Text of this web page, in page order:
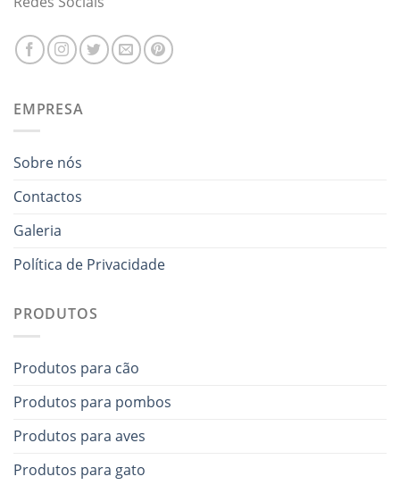
EMPRESA
Sobre nós
Contactos
Galeria
Política de Privacidade
PRODUTOS
Produtos para cão
Produtos para pombos
Produtos para aves
Produtos para gato